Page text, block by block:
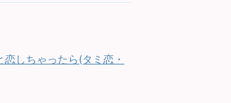
しちゃったら(タミ恋・